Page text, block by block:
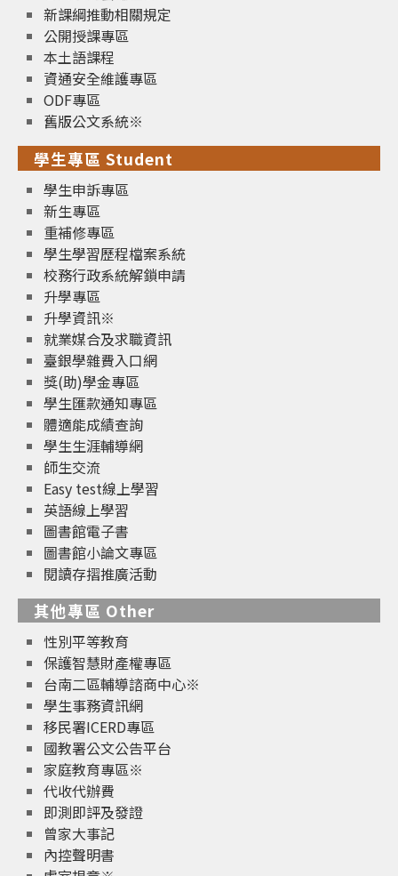
新課綱推動相關規定
公開授課專區
本土語課程
資通安全維護專區
ODF專區
舊版公文系統※
學生專區 Student
學生申訴專區
新生專區
重補修專區
學生學習歷程檔案系統
校務行政系統解鎖申請
升學專區
升學資訊※
就業媒合及求職資訊
臺銀學雜費入口網
獎(助)學金專區
學生匯款通知專區
體適能成績查詢
學生生涯輔導網
師生交流
Easy test線上學習
英語線上學習
圖書館電子書
圖書館小論文專區
閱讀存摺推廣活動
其他專區 Other
性別平等教育
保護智慧財產權專區
台南二區輔導諮商中心※
學生事務資訊網
移民署ICERD專區
國教署公文公告平台
家庭教育專區※
代收代辦費
即測即評及發證
曾家大事記
內控聲明書